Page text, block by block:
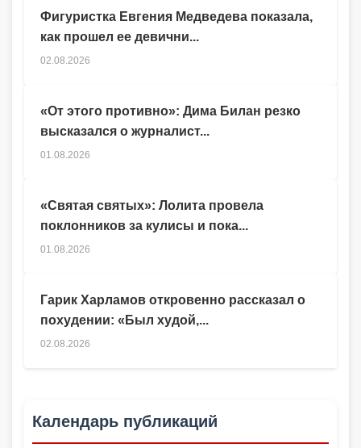
Гарик Харламов откровенно рассказал о
похудении: «Был худой,...
02.08.2026
Фигуристка Евгения Медведева показала,
как прошел ее девични...
02.08.2026
«От этого противно»: Дима Билан резко
высказался о журналист...
01.08.2026
«Святая святых»: Лолита провела
поклонников за кулисы и пока...
01.08.2026
Календарь публикаций